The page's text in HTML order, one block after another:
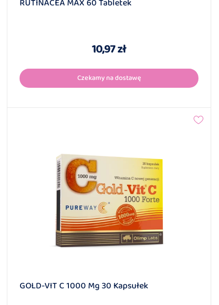
RUTINACEA MAX 60 Tabletek
10,97 zł
Czekamy na dostawę
GOLD-VIT C 1000 Mg 30 Kapsułek